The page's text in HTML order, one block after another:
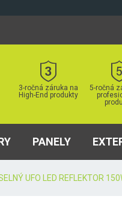
3-ročná záruka na
High-End produkty
5-ročná
PANELY
UFO LED REFLEKTOR